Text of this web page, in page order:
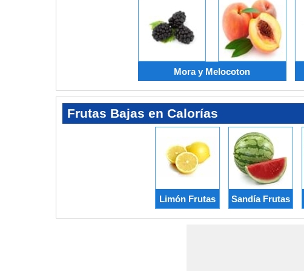
Mora y Melocoton
Frutas Bajas en Calorías
Limón Frutas Sandía Frutas